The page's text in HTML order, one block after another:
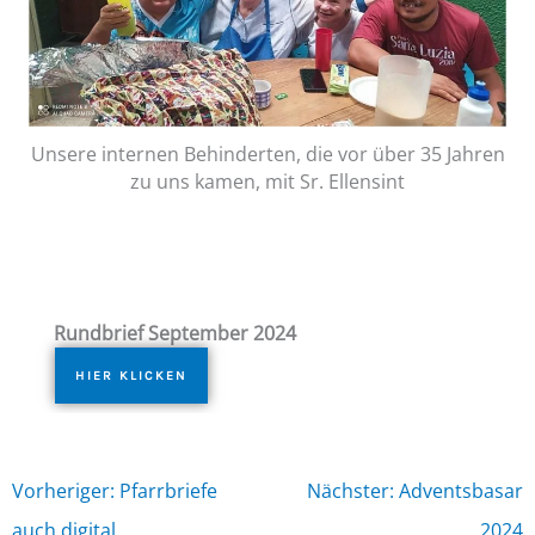
Unsere internen Behinderten, die vor über 35 Jahren
zu uns kamen, mit Sr. Ellensint
Rundbrief September 2024
HIER KLICKEN
Vorheriger: Pfarrbriefe
Nächster: Adventsbasar